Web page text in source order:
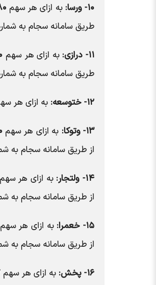
۱۰- ورسا: به ازای هر سهم۲۸۰
طریق سامانه سجام به
۱۱- درازی: به ازای هر سهم
طریق سامانه سجام به
۱۲- ختوسعه: به ازای هر
۱۳- وتوکا: به ازای هر سهم
از طریق سامانه سجام به
۱۴- ولتجار: به ازای هر
از طریق سامانه سجام به
۱۵- خعمرا: به ازای هر
از طریق سامانه سجام به
۱۶- پخش: به ازای هر سهم